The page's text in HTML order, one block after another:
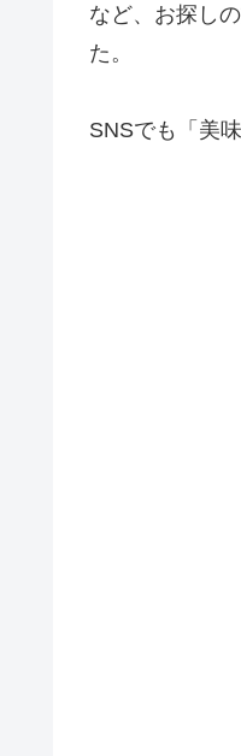
など、お探し
た。
SNSでも「美